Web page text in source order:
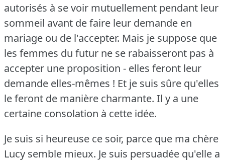
autorisés à se voir mutuellement pendant leur
sommeil avant de faire leur demande en
mariage ou de l'accepter. Mais je suppose que
les femmes du futur ne se rabaisseront pas à
accepter une proposition - elles feront leur
demande elles-mêmes ! Et je suis sûre qu'elles
le feront de manière charmante. Il y a une
certaine consolation à cette idée.
Je suis si heureuse ce soir, parce que ma chère
Lucy semble mieux. Je suis persuadée qu'elle a